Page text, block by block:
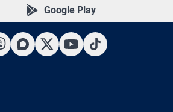
Google Play